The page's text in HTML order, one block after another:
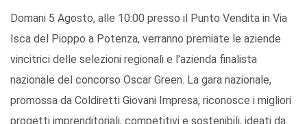
Domani 5 Agosto, alle 10:00 presso il Punto Vendita in Via
Isca del Pioppo a Potenza, verranno premiate le aziende
vincitrici delle selezioni regionali e l'azienda finalista
nazionale del concorso Oscar Green. La gara nazionale,
promossa da Coldiretti Giovani Impresa, riconosce i migliori
progetti imprenditoriali, competitivi e sostenibili, ideati da